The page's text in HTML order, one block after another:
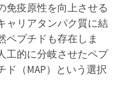
免疫原性を向上させる
ャリアタンパク質に結
ペプチドも存在しま
工的に分岐させたペプ
ド（MAP）という選択